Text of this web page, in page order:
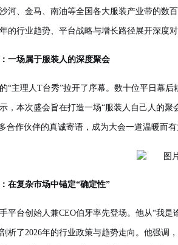
河、金马、南油等全国各大服装产业带的数
的行业趋势、平台战略与增长路径展开深度
一场属于服装人的深度聚会
“主理人T台秀”拉开了序幕。数十位平日幕
，本次盛会旨在打造一场“服装人自己人的
合作伙伴的真诚寄语，成为大会一道温暖而
在复杂市场中锚定“确定性”
平台创始人兼CEO伯牙率先登场。他从“我
析了2026年的行业政策与趋势走向。他强调